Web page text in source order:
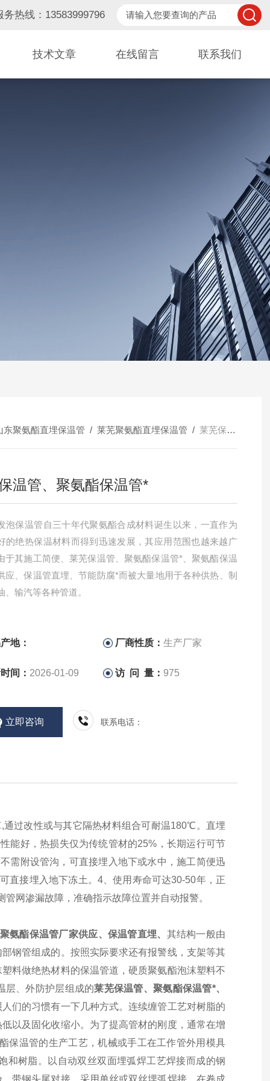
务热线：13583999796
技术文章 在线留言 联系我们
东聚氨酯直埋保温管 / 莱芜聚氨酯直埋保温管 / 莱芜保温管、聚氨酯保温管*
温管、聚氨酯保温管*
泡保温管自三十年代聚氨酯合成材料诞生以来，一直作为
的绝热保温材料而得到迅速发展，其应用范围也越来越广
于其施工简便、莱芜保温管、聚氨酯保温管*、聚氨酯保温
应、保温管直埋、节能防腐*而被大量地用于各种供热、制
、输汽等各种管道。
地： 厂商性质：生产厂家
间： 2026-01-09 访 问 量： 975
立即咨询 联系电话：
过改性或与其它隔热材料组合可耐温180℃。直埋
能好，热损失仅为传统管材的25%，长期运行可节
需附设管沟，可直接埋入地下或水中，施工简便迅
直接埋入地下冻土。4、使用寿命可达30-50年，正
网渗漏故障，准确指示故障位置并自动报警。
氨酯保温管厂家供应、保温管直埋、 其结构一般由
钢管组成的。按照实际要求还有报警线，支架等其
料做绝热材料的保温管道，硬质聚氨酯泡沫塑料不
层、外防护层组成的莱芜保温管、聚氨酯保温管*、
们的习惯有一下几种方式。连续缠管工艺对树脂的
以及固化收缩小。为了提高管材的刚度，通常在增
保温管的生产工艺，机械或手工在工作管外用模具
和树脂。以自动双丝双面埋弧焊工艺焊接而成的钢
带钢头尾对接，采用单丝或双丝埋弧焊接，在卷成